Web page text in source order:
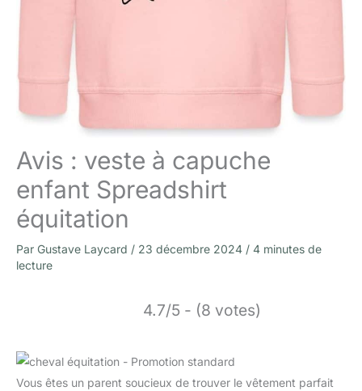
Avis : veste à capuche
enfant Spreadshirt
équitation
Par Gustave Laycard / 23 décembre 2024 / 4 minutes de
lecture
4.7/5 - (8 votes)
Vous êtes un parent soucieux de trouver le vêtement parfait